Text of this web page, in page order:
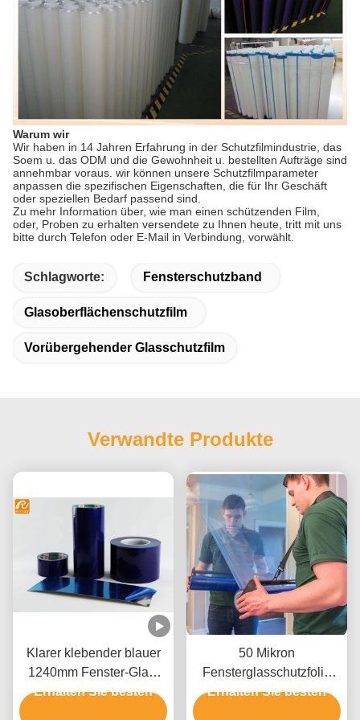
Warum wir
Wir haben in 14 Jahren Erfahrung in der Schutzfilmindustrie, das
Soem u. das ODM und die Gewohnheit u. bestellten Aufträge sind
annehmbar voraus. wir können unsere Schutzfilmparameter
anpassen die spezifischen Eigenschaften, die für Ihr Geschäft
oder speziellen Bedarf passend sind.
Zu mehr Information über, wie man einen schützenden Film,
oder, Proben zu erhalten versendete zu Ihnen heute, tritt mit uns
bitte durch Telefon oder E-Mail in Verbindung, vorwählt.
Schlagworte: Fensterschutzband
Glasoberflächenschutzfilm
Vorübergehender Glasschutzfilm
Verwandte Produkte
Klarer klebender blauer
1240mm Fenster-Glas-
Schutz-Film bruchfest
Erhalten Sie besten
50 Mikron
Fensterglasschutzfolie
mit Acrylklebstoff zur
Erhalten Sie besten